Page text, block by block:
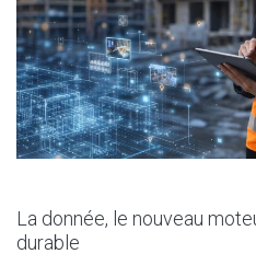
La donnée, le nouveau
durable